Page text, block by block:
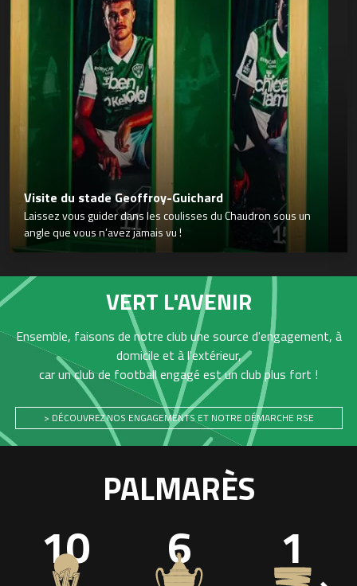
Visite du stade Geoffroy-Guichard
Laissez vous guider dans les coulisses du Chaudron sous un
angle que vous n’avez jamais vu !
VERT L'AVENIR
Ensemble, faisons de notre club une source d'engagement, à
domicile et à l'extérieur,
car un club de football engagé est un club plus fort !
> DÉCOUVREZ NOS ENGAGEMENTS ET NOTRE DÉMARCHE RSE
PALMARÈS
10 6 1